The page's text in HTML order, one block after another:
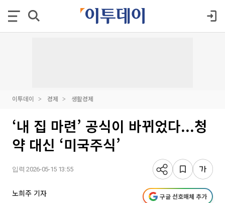
이투데이 경제 생활경제
‘내 집 마련’ 공식이 바뀌었다...청
약 대신 ‘미국주식’
입력 2026-05-15 13:55
노희주 기자 구글 선호매체 추가